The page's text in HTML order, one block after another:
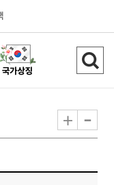
검
색
기
+ -